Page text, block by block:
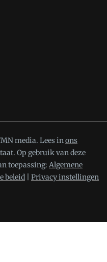
media. Lees inons
Op gebruik van deze
toepassing: Algemene
beleid Privacy instellingen